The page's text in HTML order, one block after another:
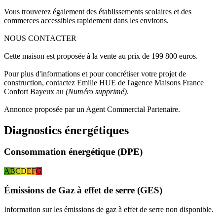
Vous trouverez également des établissements scolaires et des
commerces accessibles rapidement dans les environs.
NOUS CONTACTER
Cette maison est proposée à la vente au prix de 199 800 euros.
Pour plus d'informations et pour concrétiser votre projet de
construction, contactez Emilie HUE de l'agence Maisons France
Confort Bayeux au (Numéro supprimé).
Annonce proposée par un Agent Commercial Partenaire.
Diagnostics énergétiques
Consommation énergétique (DPE)
ABCDEFG
Émissions de Gaz à effet de serre (GES)
Information sur les émissions de gaz à effet de serre non disponible.